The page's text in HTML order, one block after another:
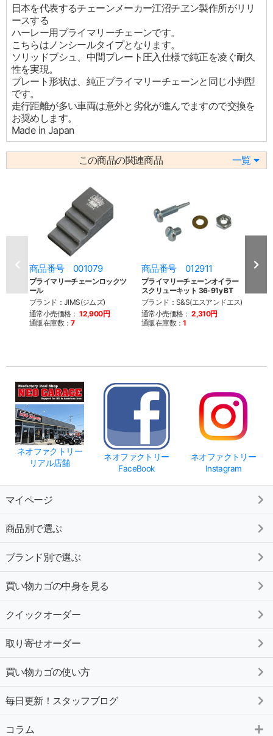
日本を代表するチェーンメーカー江沼チヱン製作所がリリ
ースする
ハーレー用プライマリーチェーンです。
こちらはノンシールタイプとなります。
ソリッドブシュ、中間プレート圧入仕様で純正を凌ぐ耐久
性を実現。
プレート形状は、純正プライマリーチェーンと同じ小判型
です。
走行距離が多い車両は意外と劣化が進んでますので交換を
お奨めします。
Made in Japan
この商品の関連商品 一覧
商品番号 001079
プライマリーチェーンロックツ
ール
ブランド：JIMS(ジムズ)
通常小売価格： 12,900円
通販在庫数：7
商品番号 012911
プライマリーチェーンオイラー
スクリューキット 36-91y BT
ブランド：S&S(エスアンドエス)
通常小売価格： 2,310円
通販在庫数：1
商
ネオファクトリー
リアル店舗
ネオファクトリー
FaceBook
ネオファクトリー
Instagram
マイページ
商品別で選ぶ
ブランド別で選ぶ
買い物カゴの中身を見る
クイックオーダー
取り寄せオーダー
買い物カゴの使い方
毎日更新！スタッフブログ
コラム